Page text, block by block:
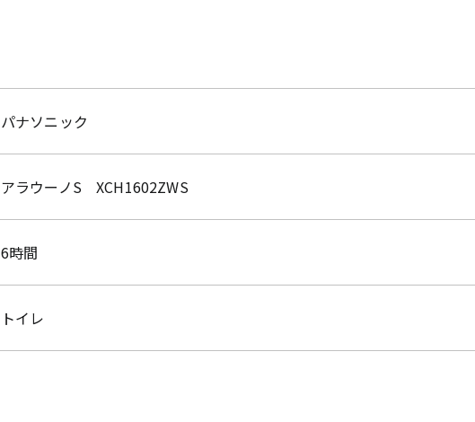
パナソニック
アラウーノS XCH1602ZWS
6時間
トイレ